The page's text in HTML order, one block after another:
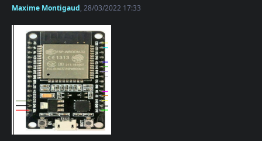
Maxime Montigaud, 28/03/2022 17:33